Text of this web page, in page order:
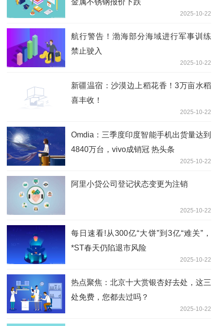
2025-10-22
航行警告！渤海部分海域进行军事训练
禁止驶入
2025-10-22
新疆温宿：沙漠边上稻花香！3万亩水稻
喜丰收！
2025-10-22
Omdia：三季度印度智能手机出货量达到
4840万台，vivo成销冠 热头条
2025-10-22
阿里小贷公司登记状态变更为注销
2025-10-22
每日速看!从300亿“大饼”到3亿“难关”，
*ST春天仍陷退市风险
2025-10-22
热点聚焦：北京十大赏银杏好去处，这三
处免费，您都去过吗？
2025-10-22